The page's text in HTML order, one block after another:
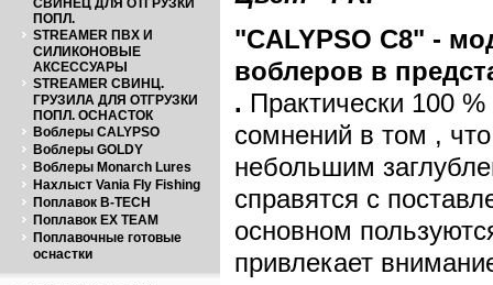
СВИНЕЦ ДЛЯ ОТГРУЗКИ
ПОПЛ.
STREAMER ПВХ И
СИЛИКОНОВЫЕ
АКСЕССУАРЫ
STREAMER СВИНЦ.
ГРУЗИЛА ДЛЯ ОТГРУЗКИ
ПОПЛ. ОСНАСТОК
Воблеры CALYPSO
Воблеры GOLDY
Воблеры Monarch Lures
Нахлыст Vania Fly Fishing
Поплавок B-TECH
Поплавок EX TEAM
Поплавочные готовые
оснастки
"CALYPSO С8" -
воблеров в
. Практически 100
сомнений в том ,
небольшим
справятся с
основном
привлекает